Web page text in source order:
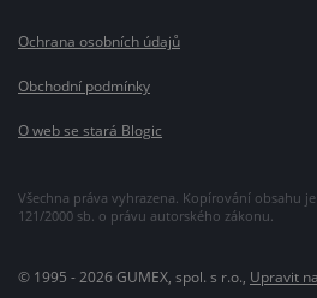
Všechna práva vyhrazena. Kopírování obsahu
121/2000 sb. o právu autorského zákonu.
Ochrana osobních údajů
Obchodní podmínky
O web se stará Blogic
© 1995 - 2026 GUMEX, spol. s r.o., Upravit